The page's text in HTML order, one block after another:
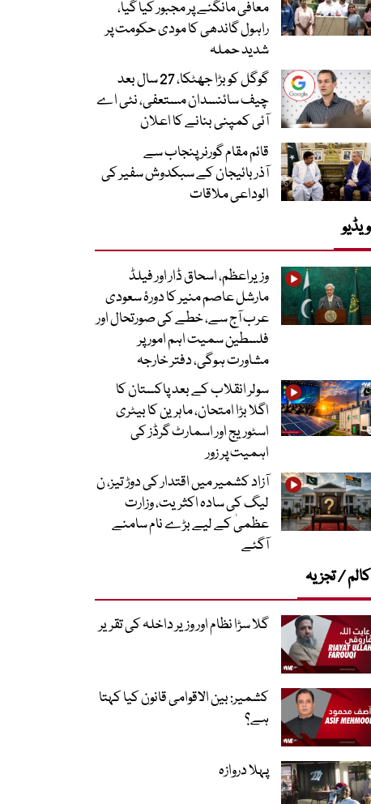
معافی مانگنے پر مجبور کیا گیا،
راہول گاندھی کا مودی حکومت پر
شدید حملہ
گوگل کو بڑا جھٹکا، 27 سال بعد
چیف سائنسدان مستعفی، نئی اے
آئی کمپنی بنانے کا اعلان
قائم مقام گورنر پنجاب سے
آذربائیجان کے سبکدوش سفیر کی
الوداعی ملاقات
ویڈیو
وزیراعظم، اسحاق ڈار اور فیلڈ
مارشل عاصم منیر کا دورۂ سعودی
عرب آج سے، خطے کی صورتحال اور
فلسطین سمیت اہم امور پر
مشاورت ہوگی، دفتر خارجہ
سولر انقلاب کے بعد پاکستان کا
اگلا بڑا امتحان، ماہرین کا بیٹری
اسٹوریج اور اسمارٹ گرڈز کی
اہمیت پر زور
آزاد کشمیر میں اقتدار کی دوڑ تیز، ن
لیگ کی سادہ اکثریت، وزارت
عظمیٰ کے لیے بڑے نام سامنے
آگئے
کالم / تجزیہ
گلا سڑا نظام اور وزیر داخلہ کی تقریر
کشمیر: بین الاقوامی قانون کیا کہتا
ہے؟
پہلا دروازہ